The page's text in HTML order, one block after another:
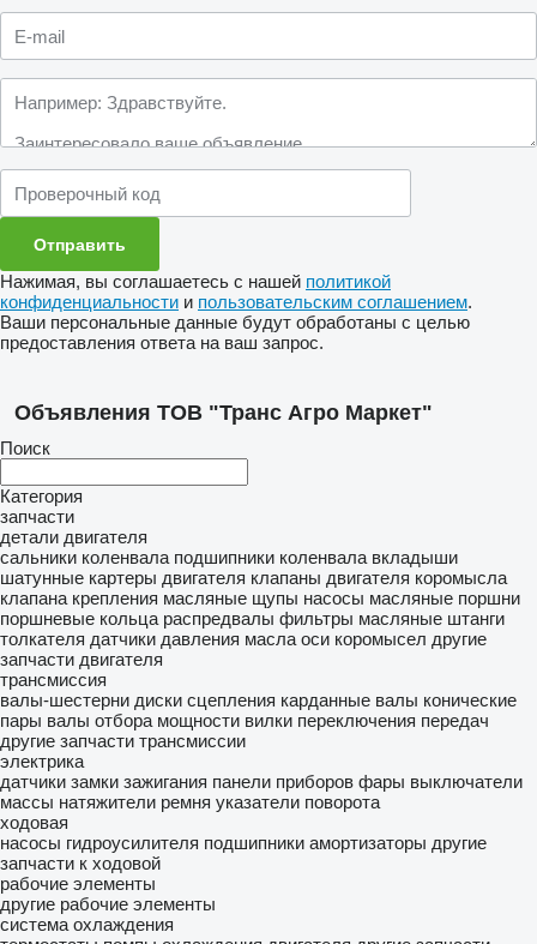
Нажимая, вы соглашаетесь с нашей политикой
конфиденциальности и пользовательским соглашением.
Ваши персональные данные будут обработаны с целью
предоставления ответа на ваш запрос.
Объявления ТОВ "Транс Агро Маркет"
Поиск
Категория
запчасти
детали двигателя
сальники коленвала подшипники коленвала вкладыши
шатунные картеры двигателя клапаны двигателя коромысла
клапана крепления масляные щупы насосы масляные поршни
поршневые кольца распредвалы фильтры масляные штанги
толкателя датчики давления масла оси коромысел другие
запчасти двигателя
трансмиссия
валы-шестерни диски сцепления карданные валы конические
пары валы отбора мощности вилки переключения передач
другие запчасти трансмиссии
электрика
датчики замки зажигания панели приборов фары выключатели
массы натяжители ремня указатели поворота
ходовая
насосы гидроусилителя подшипники амортизаторы другие
запчасти к ходовой
рабочие элементы
другие рабочие элементы
система охлаждения